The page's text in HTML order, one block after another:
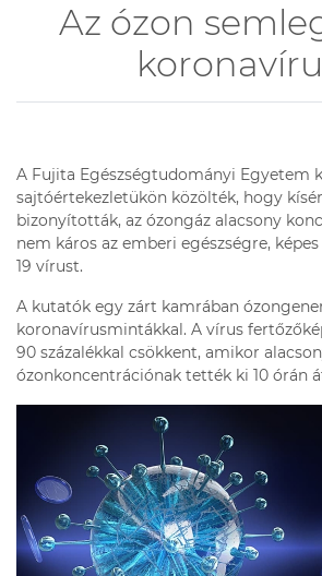
Az ózon
A Fujita Egészségtudományi Egyetem
sajtóértekezletükön közölték, hogy
bizonyították, az ózongáz alacsony
nem káros az emberi egészségre,
19 vírust.
A kutatók egy zárt kamrában
koronavírusmintákkal. A vírus
90 százalékkal csökkent, amikor
ózonkoncentrációnak tették ki 10 órán